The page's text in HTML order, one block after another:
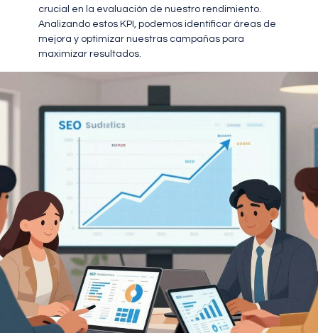
crucial en la evaluación de nuestro rendimiento.
Analizando estos KPI, podemos identificar áreas de
mejora y optimizar nuestras campañas para
maximizar resultados.